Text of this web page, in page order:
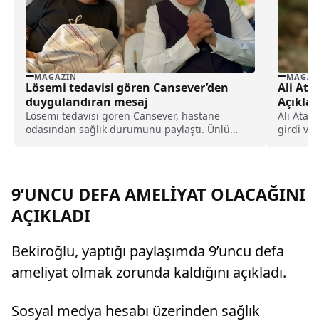
MAGAZIN
Lösemi tedavisi gören Cansever’den
duygulandıran mesaj
Lösemi tedavisi gören Cansever, hastane
odasından sağlık durumunu paylaştı. Ünlü
Ali
Ali Atay,
girdi ve
9’UNCU DEFA AMELİYAT OLACAĞINI
AÇIKLADI
Bekiroğlu, yaptığı paylaşımda 9’uncu defa
ameliyat olmak zorunda kaldığını açıkladı.
Sosyal medya hesabı üzerinden sağlık